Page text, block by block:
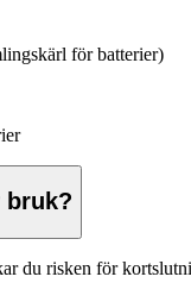
för batterier)
bruk?
du risken för